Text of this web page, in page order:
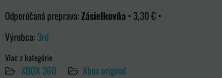
Zásielkovňa • 3,30 € •
Výrobca: 3rd
Viac z kategórie
XBOX 360 Xbox original